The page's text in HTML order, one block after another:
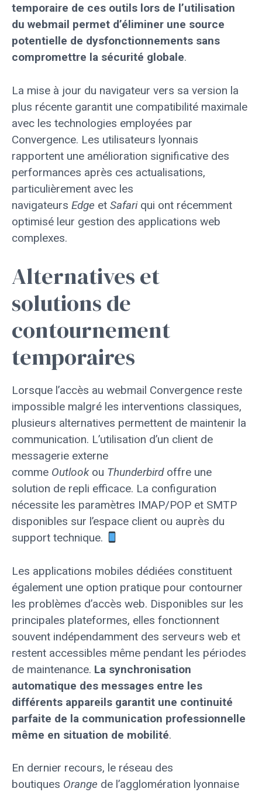
temporaire de ces outils lors de l’utilisation
du webmail permet d’éliminer une source
potentielle de dysfonctionnements sans
compromettre la sécurité globale.
La mise à jour du navigateur vers sa version la
plus récente garantit une compatibilité maximale
avec les technologies employées par
Convergence. Les utilisateurs lyonnais
rapportent une amélioration significative des
performances après ces actualisations,
particulièrement avec les
navigateurs Edge et Safariqui ont récemment
optimisé leur gestion des applications web
complexes.
Alternatives et
solutions de
contournement
temporaires
Lorsque l’accès au webmail Convergence reste
impossible malgré les interventions classiques,
plusieurs alternatives permettent de maintenir la
communication. L’utilisation d’un client de
messagerie externe
comme Outlookou Thunderbirdoffre une
solution de repli efficace. La configuration
nécessite les paramètres IMAP/POP et SMTP
disponibles sur l’espace client ou auprès du
support technique.
Les applications mobiles dédiées constituent
également une option pratique pour contourner
les problèmes d’accès web. Disponibles sur les
principales plateformes, elles fonctionnent
souvent indépendamment des serveurs web et
restent accessibles même pendant les périodes
de maintenance. La synchronisation
automatique des messages entre les
différents appareils garantit une continuité
parfaite de la communication professionnelle
même en situation de mobilité.
En dernier recours, le réseau des
boutiques Orange de l’agglomération lyonnaise